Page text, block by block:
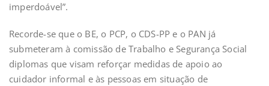
imperdoável”.
Recorde-se que o BE, o PCP, o CDS-PP e o PAN já
submeteram à comissão de Trabalho e Segurança Social
diplomas que visam reforçar medidas de apoio ao
cuidador informal e às pessoas em situação de